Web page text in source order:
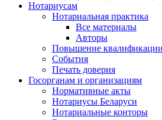
Нотариусам
Нотариальная практика
Все материалы
Авторы
Повышение квалификации
События
Печать доверия
Госорганам и организациям
Нормативные акты
Нотариусы Беларуси
Нотариальные конторы